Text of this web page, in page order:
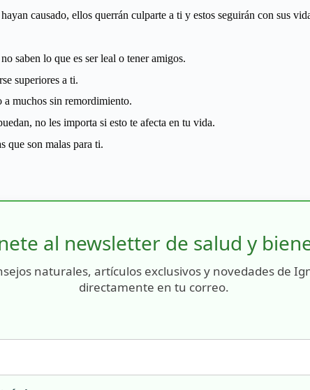
causado, ellos querrán culparte a ti y estos seguirán con sus
saben lo que es ser leal o tener amigos.
superiores a ti.
a muchos sin remordimiento.
no les importa si esto te afecta en tu vida.
que son malas para ti.
al newsletter de salud y
naturales, artículos exclusivos y novedades de
directamente en tu correo.